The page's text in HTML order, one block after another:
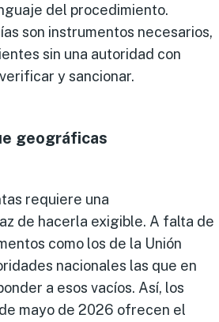
del procedimiento.
son instrumentos necesarios,
sin una autoridad con
y sancionar.
geográficas
requiere una
de hacerla exigible. A falta de
como los de la Unión
nacionales las que en
a esos vacíos. Así, los
mayo de 2026 ofrecen el